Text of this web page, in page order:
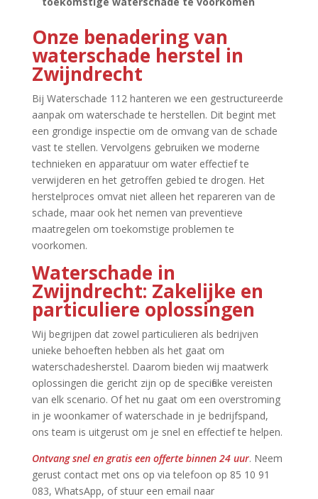
Onze benadering van
waterschade herstel in
Zwijndrecht
Bij Waterschade 112 hanteren we een gestructureerde
aanpak om waterschade te herstellen.​ Dit begint met
een grondige inspectie om de omvang van de schade
vast te stellen.​ Vervolgens gebruiken we moderne
technieken en apparatuur om water effectief te
verwijderen en het getroffen gebied te drogen.​ Het
herstelproces omvat niet alleen het repareren van de
schade, maar ook het nemen van preventieve
maatregelen om toekomstige problemen te
voorkomen.​
Waterschade in
Zwijndrecht: Zakelijke en
particuliere oplossingen
Wij begrijpen dat zowel particulieren als bedrijven
unieke behoeften hebben als het gaat om
waterschadesherstel.​ Daarom bieden wij maatwerk
oplossingen die gericht zijn op de specifieke vereisten
van elk scenario.​ Of het nu gaat om een overstroming
in je woonkamer of waterschade in je bedrijfspand,
ons team is uitgerust om je snel en effectief te helpen.​
Ontvang snel en gratis een offerte binnen 24 uur.​ Neem
gerust contact met ons op via telefoon op 85 10 91
083, WhatsApp, of stuur een email naar